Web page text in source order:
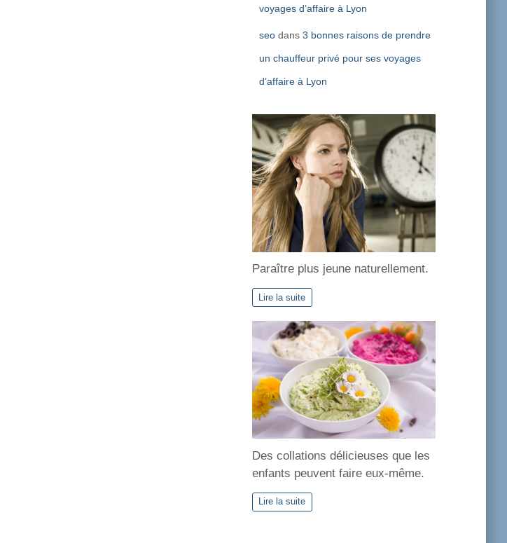
voyages d’affaire à Lyon
seodans 3 bonnes raisons de prendre
un chauffeur privé pour ses voyages
d’affaire à Lyon
Paraître plus jeune naturellement.
Lire la suite
Des collations délicieuses que les
enfants peuvent faire eux-même.
Lire la suite